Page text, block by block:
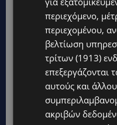
UPDATES
ΜΑΡΙΑ ΜΑΡΚΟΥ
μπαίνει στο σπίτι
εκπροσωπώντας
κάποιος που...
CALENDAR
ΑΠΟ ΤΗΝ ΚΥΠΡΟ ΣΤΟ
Στέλλα Παπά
περιεχόμενο,
περιεχομένου,
βελτίωση
τρίτων (1913)
επεξεργάζονται
αυτούς και
ακριβών